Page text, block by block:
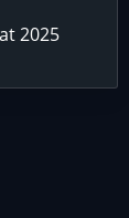
2025